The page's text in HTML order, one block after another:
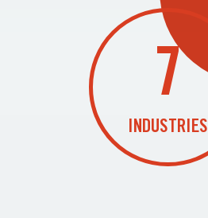
7
INDUSTRIES